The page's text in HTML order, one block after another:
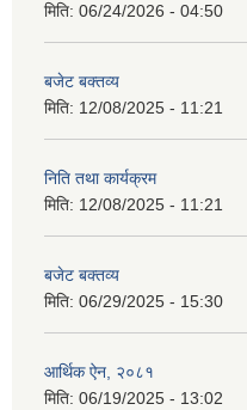
मिति: 06/24/2026 - 04:50
बजेट बक्तव्य
मिति: 12/08/2025 - 11:21
निति तथा कार्यक्रम
मिति: 12/08/2025 - 11:21
बजेट बक्तव्य
मिति: 06/29/2025 - 15:30
आर्थिक ऐन, २०८१
मिति: 06/19/2025 - 13:02